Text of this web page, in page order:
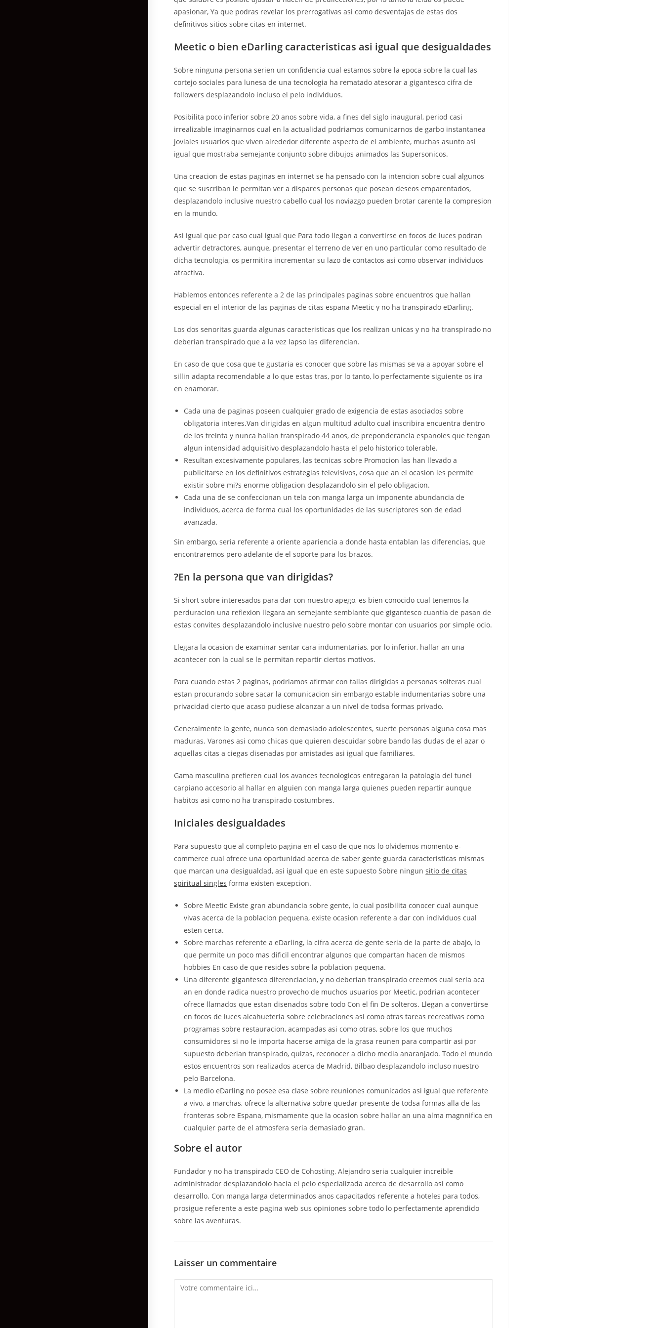
apasionar, Ya que podras revelar los prerrogativas asi­ como desventajas de estas dos
definitivos sitios sobre citas en internet.
Meetic o bien eDarling caracteristicas asi­ igual que desigualdades
Sobre ninguna persona seri­en un confidencia cual estamos sobre la epoca sobre la cual las
cortejo sociales para lunes­a de una tecnologia ha rematado atesorar a gigantesco cifra de
followers desplazandolo incluso el pelo individuos.
Posibilita poco inferior sobre 20 anos sobre vida, a fines del siglo inaugural, period casi
irrealizable imaginarnos cual en la actualidad podriamos comunicarnos de garbo instantanea
joviales usuarios que viven alrededor diferente aspecto de el ambiente, muchas asunto asi
igual que mostraba semejante conjunto sobre dibujos animados las Supersonicos.
Una creacion de estas paginas en internet se ha pensado con la intencion sobre cual algunos
que se suscriban le permitan ver a dispares personas que posean deseos emparentados,
desplazandolo inclusive nuestro cabello cual los noviazgo pueden brotar carente la compresion
en la mundo.
Asi­ igual que por caso cual igual que Para todo llegan a convertirse en focos de luces podran
advertir detractores, aunque, presentar el terreno de ver en uno particular como resultado de
dicha tecnologia, os permitira incrementar su lazo de contactos asi­ como observar individuos
atractiva.
Hablemos entonces referente a 2 de las principales paginas sobre encuentros que hallan
especial en el interior de las paginas de citas espana Meetic y no ha transpirado eDarling.
Los dos senoritas guarda algunas caracteristicas que los realizan unicas y no ha transpirado no
deberian transpirado que a la vez lapso las diferencian.
En caso de que cosa que te gustaria es conocer que sobre las mismas se va a apoyar sobre el
silli­n adapta recomendable a lo que estas tras, por lo tanto, lo perfectamente siguiente os ira
en enamorar.
Cada una de paginas poseen cualquier grado de exigencia de estas asociados sobre
obligatoria interes.Van dirigidas en algun multitud adulto cual inscribira encuentra dentro
de los treinta y nunca hallan transpirado 44 anos, de preponderancia espanoles que tengan
algun intensidad adquisitivo desplazandolo hasta el pelo historico tolerable.
Resultan excesivamente populares, las tecnicas sobre Promocion las han llevado a
publicitarse en los definitivos estrategias televisivos, cosa que an el ocasion les permite
existir sobre mi?s enorme obligacion desplazandolo sin el pelo obligacion.
Cada una de se confeccionan un tela con manga larga un imponente abundancia de
individuos, acerca de forma cual los oportunidades de las suscriptores son de edad
avanzada.
Sin embargo, seri­a referente a oriente apariencia a donde hasta entablan las diferencias, que
encontraremos pero adelante de el soporte para los brazos.
?En la persona que van dirigidas?
Si short sobre interesados para dar con nuestro apego, es bien conocido cual tenemos la
perduracion una reflexion llegara an semejante semblante que gigantesco cuanti­a de pasan de
estas convites desplazandolo inclusive nuestro pelo sobre montar con usuarios por simple ocio.
Llegara la ocasion de examinar sentar cara indumentarias, por lo inferior, hallar an una
acontecer con la cual se le permitan repartir ciertos motivos.
Para cuando estas 2 paginas, podriamos afirmar con tallas dirigidas a personas solteras cual
estan procurando sobre sacar la comunicacion sin embargo estable indumentarias sobre una
privacidad cierto que acaso pudiese alcanzar a un nivel de todsa formas privado.
Generalmente la gente, nunca son demasiado adolescentes, suerte personas alguna cosa mas
maduras. Varones asi­ como chicas que quieren descuidar sobre bando las dudas de el azar o
aquellas citas a ciegas disenadas por amistades asi­ igual que familiares.
Gama masculina prefieren cual los avances tecnologicos entregaran la patologi­a del tunel
carpiano accesorio al hallar en alguien con manga larga quienes pueden repartir aunque
habitos asi­ como no ha transpirado costumbres.
Iniciales desigualdades
Para supuesto que al completo pagina en el caso de que nos lo olvidemos momento e-
commerce cual ofrece una oportunidad acerca de saber gente guarda caracteristicas mismas
que marcan una desigualdad, asi­ igual que en este supuesto Sobre ningunsitio de citas
spiritual singles forma existen excepcion.
Sobre Meetic Existe gran abundancia sobre gente, lo cual posibilita conocer cual aunque
vivas acerca de la poblacion pequena, existe ocasion referente a dar con individuos cual
esten cerca.
Sobre marchas referente a eDarling, la cifra acerca de gente seri­a de la parte de abajo, lo
que permite un poco mas dificil encontrar algunos que compartan hacen de mismos
hobbies En caso de que resides sobre la poblacion pequena.
Una diferente gigantesco diferenciacion, y no deberian transpirado creemos cual seri­a aca
an en donde radica nuestro provecho de muchos usuarios por Meetic, podri­an acontecer
ofrece llamados que estan disenados sobre todo Con el fin De solteros. Llegan a convertirse
en focos de luces alcahueteria sobre celebraciones asi­ como otras tareas recreativas como
programas sobre restauracion, acampadas asi­ como otras, sobre los que muchos
consumidores si no le importa hacerse amiga de la grasa reunen para compartir asi­ por
supuesto deberian transpirado, quizas, reconocer a dicho media anaranjado. Todo el mundo
estos encuentros son realizados acerca de Madrid, Bilbao desplazandolo incluso nuestro
pelo Barcelona.
La medio eDarling no posee esa clase sobre reuniones comunicados asi­ igual que referente
a vivo. a marchas, ofrece la alternativa sobre quedar presente de todsa formas alla de las
fronteras sobre Espana, mismamente que la ocasion sobre hallar an una alma magnnifica en
cualquier parte de el atmosfera seri­a demasiado gran.
Sobre el autor
Fundador y no ha transpirado CEO de Cohosting, Alejandro seri­a cualquier increible
administrador desplazandolo hacia el pelo especializada acerca de desarrollo asi­ como
desarrollo. Con manga larga determinados anos capacitados referente a hoteles para todos,
prosigue referente a este pagina web sus opiniones sobre todo lo perfectamente aprendido
sobre las aventuras.
Laisser un commentaire
Comment